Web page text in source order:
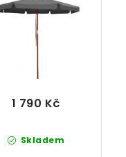
Skladem
1 790 Kč